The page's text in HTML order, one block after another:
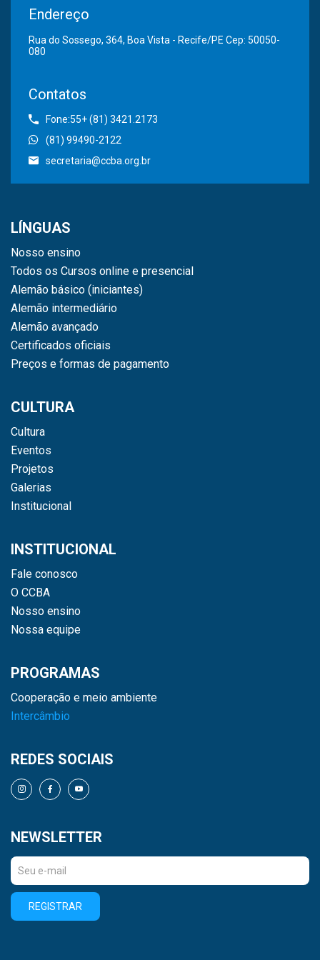
Endereço
Rua do Sossego, 364, Boa Vista - Recife/PE Cep: 50050-
080
Contatos
Fone:55+ (81) 3421.2173
(81) 99490-2122
secretaria@ccba.org.br
LÍNGUAS
Nosso ensino
Todos os Cursos online e presencial
Alemão básico (iniciantes)
Alemão intermediário
Alemão avançado
Certificados oficiais
Preços e formas de pagamento
CULTURA
Cultura
Eventos
Projetos
Galerias
Institucional
INSTITUCIONAL
Fale conosco
O CCBA
Nosso ensino
Nossa equipe
PROGRAMAS
Cooperação e meio ambiente
Intercâmbio
REDES SOCIAIS
NEWSLETTER
REGISTRAR